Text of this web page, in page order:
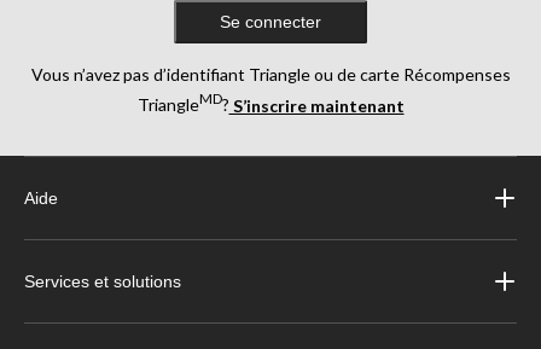
Se connecter
Vous n’avez pas d’identifiant Triangle ou de carte Récompenses
TriangleMD? S’inscrire maintenant
Aide
Services et solutions